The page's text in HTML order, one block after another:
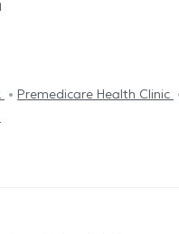
Premedicare Health Clinic